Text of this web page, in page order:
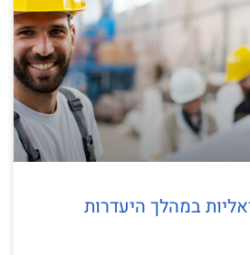
במהלך היעדרות